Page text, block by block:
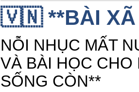
🇻🇳 **BÀI XÃ
NỖI NHỤC MẤT
VÀ BÀI HỌC CHO
SỐNG CÒN**